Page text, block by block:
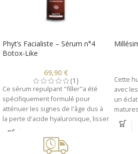
Phyt’s Facialiste – Sérum n°4
Botox-Like
69,90 €
(1)
Ce sérum repulpant "filler"a été
spécifiquement formulé pour
atténuer les signes de l'âge dus à
la perte d'acide hyaluronique, lisser
les rides, repulper et assouplir la
Cette
avec
un